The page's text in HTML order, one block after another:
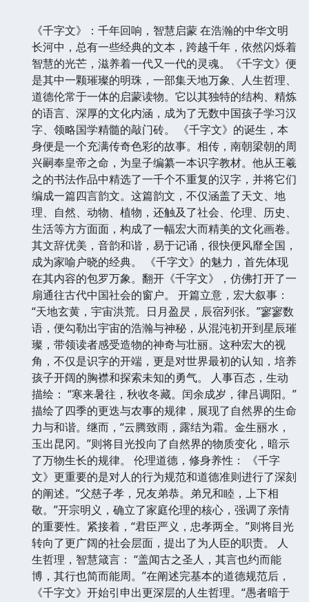
《千字文》：千年回响，智慧启蒙 在浩瀚的中华文明
长河中，总有一些经典的文本，跨越千年，依然闪烁着
智慧的光芒，滋养着一代又一代的灵魂。《千字文》便
是其中一颗璀璨的明珠，一部集天地万象、人生哲理、
道德伦常于一体的启蒙读物。它以其独特的结构、精炼
的语言、深厚的文化内涵，成为了无数中国孩子学习汉
字、领略国学精髓的敲门砖。 《千字文》的诞生，本
身便是一个充满传奇色彩的故事。相传，南朝梁朝的周
兴嗣奉皇帝之命，为皇子编纂一本识字教材。他从王羲
之的书法作品中精选了一千个不重复的汉字，并将它们
编成一篇四言韵文。这篇韵文，不仅涵盖了天文、地
理、自然、动物、植物，还触及了社会、伦理、历史、
生活等方方面面，构成了一幅宏大而精美的文化画卷。
其文辞优美，音韵和谐，易于记诵，很快便风靡全国，
成为家喻户晓的经典。 《千字文》的魅力，首先体现
在其内容的包罗万象。翻开《千字文》，仿佛打开了一
扇通往古代中国社会的窗户。 开篇立意，宏大叙事：
“天地玄黄，宇宙洪荒。日月盈昃，辰宿列张。”寥寥数
语，便勾勒出宇宙的浩瀚与神秘，从混沌初开到星辰璀
璨，带领读者感受造物的神奇与壮丽。这种宏大的视
角，不仅是识字的开端，更是对世界最初的认知，培养
孩子开阔的胸襟和探索未知的勇气。 人事百态，生动
描绘： “寒来暑往，秋收冬藏。闰余成岁，律吕调阳。”
描绘了四季的更迭与农事的规律，展现了自然界的生命
力与和谐。继而，“云腾致雨，露结为霜。金生丽水，
玉出昆冈。”则将目光投向了自然界的物质变化，暗示
了万物生长的规律。 伦理道德，修身养性： 《千字
文》更重要的是对人的行为规范和道德准则进行了深刻
的阐述。“父慈子孝，兄友弟恭。弟兄和睦，上下相
敬。”开宗明义，确立了家庭伦理的核心，强调了亲情
的重要性。紧接着，“君臣严义，忠孝两全。”则将目光
转向了更广阔的社会层面，提出了为人臣的职责。 人
生哲理，智慧箴言： “盖闻古之圣人，其言也约而能
博，其行也简而能周。”在阐述完基本的道德规范后，
《千字文》开始引申出更深层的人生哲理。“愚者暗于